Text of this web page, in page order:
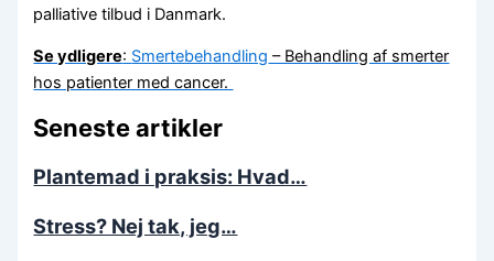
palliative tilbud i Danmark.
Se ydligere: Smertebehandling – Behandling af smerter
hos patienter med cancer.
Seneste artikler
Plantemad i praksis: Hvad…
Stress? Nej tak, jeg…